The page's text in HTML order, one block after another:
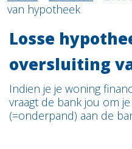
van hypotheek
Losse
oversluiting
Indien je je woning
vraagt de bank jou om je
(=onderpand) aan de